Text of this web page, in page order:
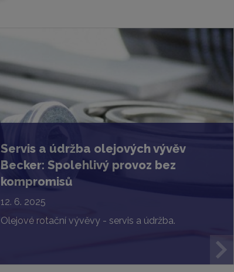
Servis a údržba olejových vývěv
Becker: Spolehlivý provoz bez
kompromisů
12. 6. 2025
Olejové rotační vývěvy - servis a údržba.